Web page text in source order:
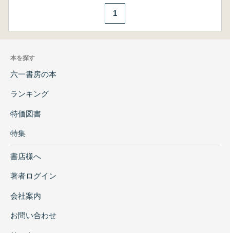
1
本を探す
六一書房の本
ランキング
特価図書
特集
書店様へ
著者ログイン
会社案内
お問い合わせ